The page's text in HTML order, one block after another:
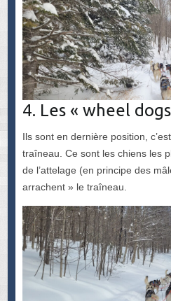
4. Les « wheel
Ils sont en dernière position,
traîneau. Ce sont les chiens les
de l’attelage (en principe des
arrachent » le traîneau.